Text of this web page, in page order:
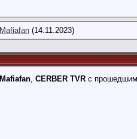
Mafiafan (14.11.2023)
Mafiafan, CERBER TVR с